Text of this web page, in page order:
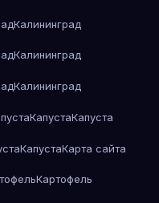
Калининград
Калининград
Калининград
КапустаКапуста
КапустаКарта сайта
Картофель